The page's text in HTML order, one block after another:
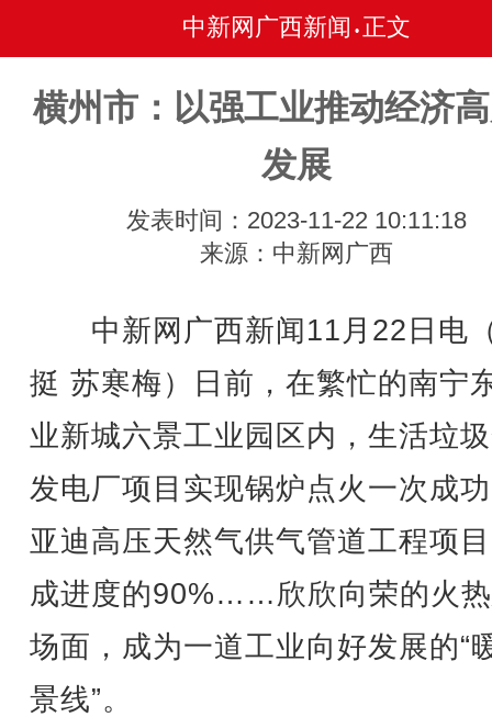
中新网广西新闻 • 正文
横州市：以强工业推动经济
发展
发表时间：2023-11-22 10:11:18
来源：中新网广西
中新网广西新闻11月22日电
挺 苏寒梅）日前，在繁忙的南宁
业新城六景工业园区内，生活垃
发电厂项目实现锅炉点火一次成
亚迪高压天然气供气管道工程项
成进度的90%……欣欣向荣的火
场面，成为一道工业向好发展的“
景线”。